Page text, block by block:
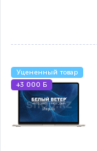
Уцененный товар
+3 000 Б